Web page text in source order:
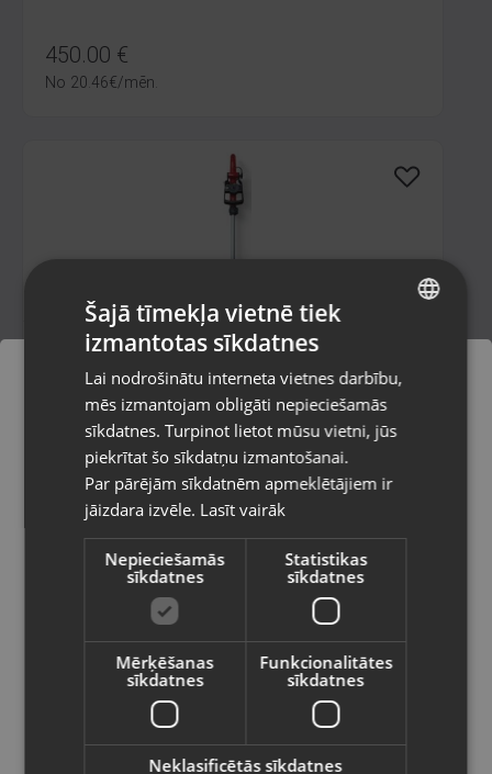
450.00 €
No 20.46€/mēn.
WolfGarten Lycos E-500 T
Saldus, Lielā iela 2
Stāvoklis Jauns (Garantija 24 mēneši)
30.00€
Bosch ART 23SL
Pasūtījumi tiks piegādāti uz
izvēlēto valsti
Vietnes saturs būs attēlots izvēlētajā
valodā
Valsts
Latviešu / Latvian
RUSSIAN
Šajā tīmekļa vietnē tiek
izmantotas sīkdatnes
Lai nodrošinātu interneta vietnes darbību,
mēs izmantojam obligāti nepieciešamās
sīkdatnes. Turpinot lietot mūsu vietni, jūs
piekrītat šo sīkdatņu izmantošanai.
Par pārējām sīkdatnēm apmeklētājiem ir
jāizdara izvēle. Lasīt vairāk
Nepieciešamās
sīkdatnes
Statistikas
sīkdatnes
Mērķēšanas
sīkdatnes
Funkcionalitātes
sīkdatnes
Neklasificētās sīkdatnes